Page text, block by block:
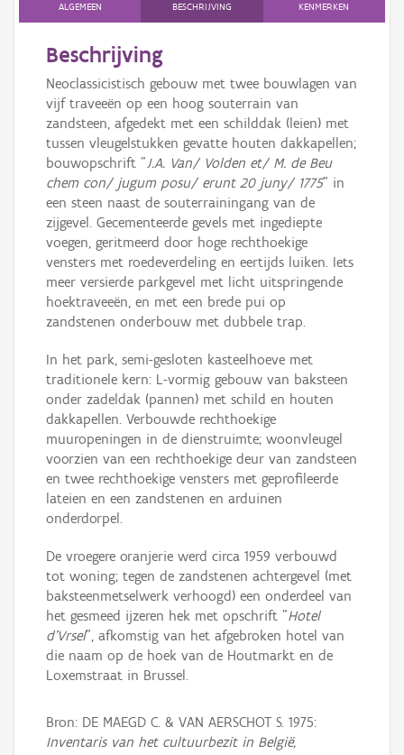
ALGEMEEN BESCHRIJVING KENMERKEN
Beschrijving
Neoclassicistisch gebouw met twee bouwlagen van
vijf traveeën op een hoog souterrain van
zandsteen, afgedekt met een schilddak (leien) met
tussen vleugelstukken gevatte houten dakkapellen;
bouwopschrift "J.A. Van/ Volden et/ M. de Beu
chem con/ jugum posu/ erunt 20 juny/ 1775" in
een steen naast de souterrainingang van de
zijgevel. Gecementeerde gevels met ingediepte
voegen, geritmeerd door hoge rechthoekige
vensters met roedeverdeling en eertijds luiken. Iets
meer versierde parkgevel met licht uitspringende
hoektraveeën, en met een brede pui op
zandstenen onderbouw met dubbele trap.
In het park, semi-gesloten kasteelhoeve met
traditionele kern: L-vormig gebouw van baksteen
onder zadeldak (pannen) met schild en houten
dakkapellen. Verbouwde rechthoekige
muuropeningen in de dienstruimte; woonvleugel
voorzien van een rechthoekige deur van zandsteen
en twee rechthoekige vensters met geprofileerde
lateien en een zandstenen en arduinen
onderdorpel.
De vroegere oranjerie werd circa 1959 verbouwd
tot woning; tegen de zandstenen achtergevel (met
baksteenmetselwerk verhoogd) een onderdeel van
het gesmeed ijzeren hek met opschrift "Hotel
d'Vrsel", afkomstig van het afgebroken hotel van
die naam op de hoek van de Houtmarkt en de
Loxemstraat in Brussel.
Bron: DE MAEGD C. & VAN AERSCHOT S. 1975:
Inventaris van het cultuurbezit in België,